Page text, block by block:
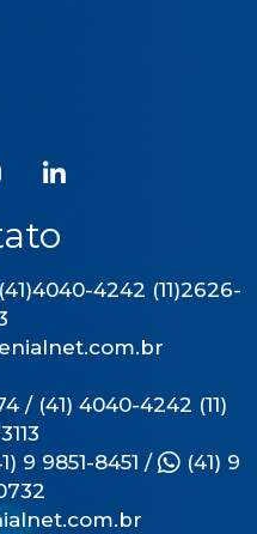
4242 (11)2626-
/ (41) 4040-4242 (11)
9 9851-8451 /
(41) 9